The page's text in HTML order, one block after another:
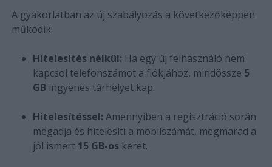
A gyakorlatban az új szabályozás a következőképpen
működik:
Hitelesítés nélkül: Ha egy új felhasználó nem
kapcsol telefonszámot a fiókjához, mindössze 5
GB ingyenes tárhelyet kap.
Hitelesítéssel: Amennyiben a regisztráció során
megadja és hitelesíti a mobilszámát, megmarad a
jól ismert 15 GB-oskeret.